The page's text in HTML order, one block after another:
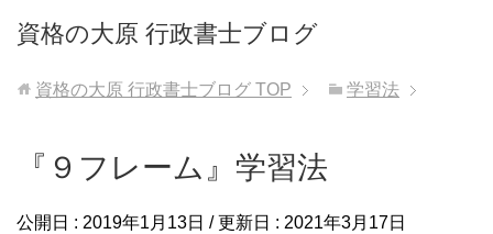
資格の大原 行政書士ブログ
資格の大原 行政書士ブログ TOP 学習法
『９フレーム』学習法
公開日 : 2019年1月13日 / 更新日 : 2021年3月17日